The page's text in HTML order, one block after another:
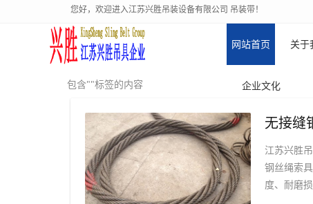
您好，欢迎进入江苏兴胜吊装设备有限公司 吊装带！
网站首页 关于
企业文化
包含""标签的内容
江苏兴胜
钢丝绳索
度、耐磨